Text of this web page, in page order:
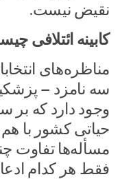
نقیض نیست.
کابینه ائتلافی
مناظره‌های
سه نامزد –
وجود دارد که بر
حیاتی کشور با
مسأله‌ها تفاوت
فقط هر کدام